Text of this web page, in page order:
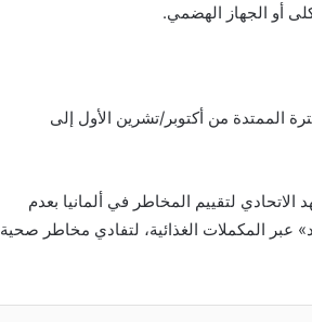
أو الجهاز الهضمي.
الممتدة من أكتوبر/تشرين الأول إلى
لتقييم المخاطر في ألمانيا بعدم
وحدة دولية من فيتامين «د» عبر المكملات الغذائية، لتفادي مخاطر صحية